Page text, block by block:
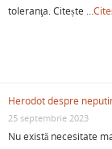
toleranţa. Citește …
Herodot despre
25 septembrie 2023
Nu există necesitate